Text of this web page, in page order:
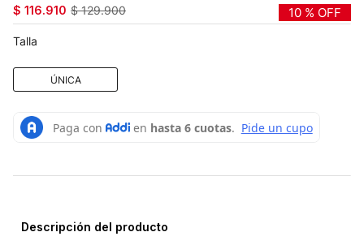
$ 116.910 $ 129.900 10 % OFF
Talla
ÚNICA
Descripción del producto